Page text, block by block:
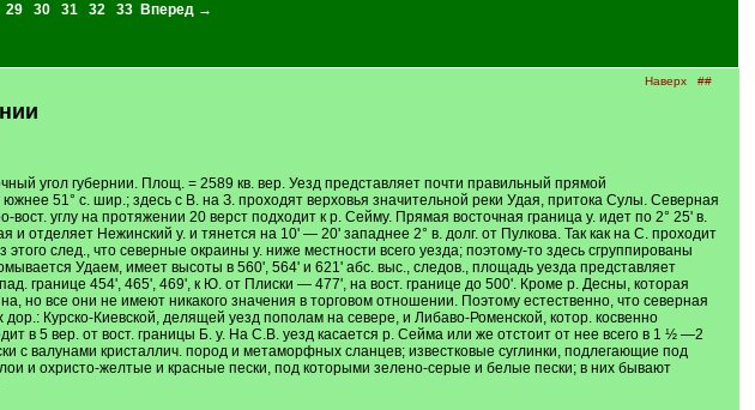
29 30 31 32 33
Вперед →
Наверх ##
угол губернии. Площ. = 2589 кв. вер. Уезд представляет почти правильный прямой
51° с. шир.; здесь с В. на З. проходят верховья значительной реки Удая, притока Сулы. Северная
углу на протяжении 20 верст подходит к р. Сейму. Прямая восточная граница у. идет по 2° 25' в.
отделяет Нежинский у. и тянется на 10' — 20' западнее 2° в. долг. от Пулкова. Так как на С. проходит
след., что северные окраины у. ниже местности всего уезда; поэтому-то здесь сгруппированы
Удаем, имеет высоты в 560', 564' и 621' абс. выс., следов., площадь уезда представляет
границе 454', 465', 469', к Ю. от Плиски — 477', на вост. границе до 500'. Кроме р. Десны, которая
но все они не имеют никакого значения в торговом отношении. Поэтому естественно, что северная
Курско-Киевской, делящей уезд пополам на севере, и Либаво-Роменской, котор. косвенно
в 5 вер. от вост. границы Б. у. На С.В. уезд касается р. Сейма или же отстоит от нее всего в 1 ½ —2
с валунами кристаллич. пород и метаморфных сланцев; известковые суглинки, подлегающие под
и охристо-желтые и красные пески, под которыми зелено-серые и белые пески; в них бывают